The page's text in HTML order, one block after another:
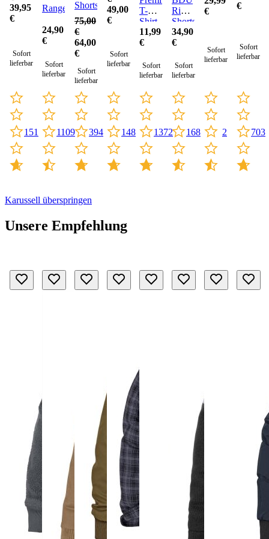
39,95
€
Sofort
lieferbar
151
Rangerhose
24,90
€
Sofort
lieferbar
1109
Shorts
75,00
€
64,00
€
Sofort
lieferbar
394
49,00
€
Sofort
lieferbar
148
T-
Shirt
11,99
€
Sofort
lieferbar
1372
Ripstop
Shorts
34,90
€
Sofort
lieferbar
168
€
Sofort
lieferbar
2
€
Sofort
lieferbar
703
Karussell überspringen
Unsere Empfehlung